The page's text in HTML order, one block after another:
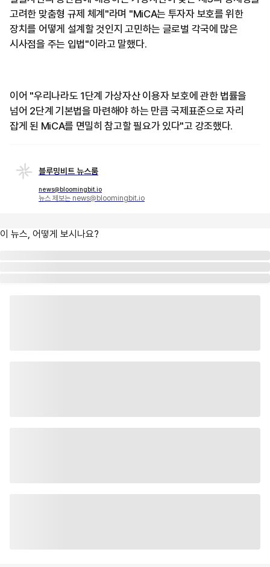
고려한 맞춤형 규제 체계"라며 "MiCA는 투자자 보호를 위한
장치를 어떻게 설계할 것인지 고민하는 글로벌 각국에 많은
시사점을 주는 입법"이라고 말했다.
이어 "우리나라도 1단계 가상자산 이용자 보호에 관한 법률을
넘어 2단계 기본법을 마련해야 하는 만큼 국제표준으로 자리
잡게 된 MiCA를 면밀히 참고할 필요가 있다"고 강조했다.
블루밍비트 뉴스룸
news@bloomingbit.io
뉴스 제보는 news@bloomingbit.io
이 뉴스, 어떻게 보시나요?